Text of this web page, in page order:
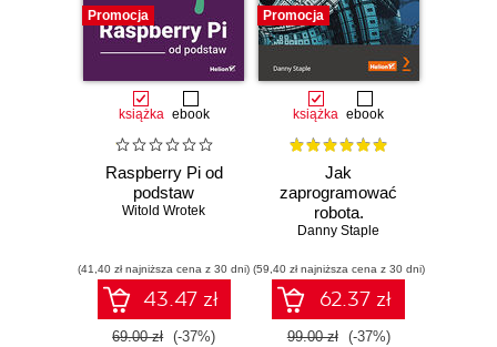
Promocja
książka ebook
Raspberry Pi od
podstaw
Witold Wrotek
(41,40 zł najniższa cena z 30 dni)
43.47 zł
69.00 zł (-37%)
Promocja
książka ebook
Jak
zaprogramować
robota.
Zastosowanie
Pythona w
tworzeniu
autonomicznych
robotów. Wydanie
Danny Staple
(59,40 zł najniższa cena z 30 dni)
62.37 zł
99.00 zł (-37%)